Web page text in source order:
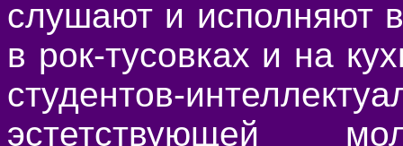
слушают и исполняют
в рок-тусовках и на
студентов-
эстетствующей